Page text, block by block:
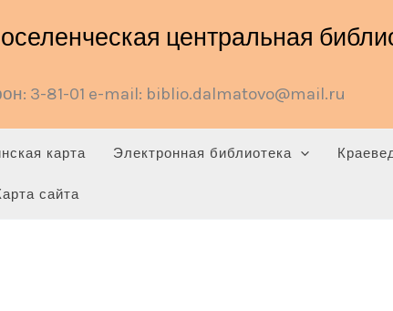
центральная
3-81-01 e-mail: biblio.dalmatovo@mail.ru
карта Электронная библиотека
сайта